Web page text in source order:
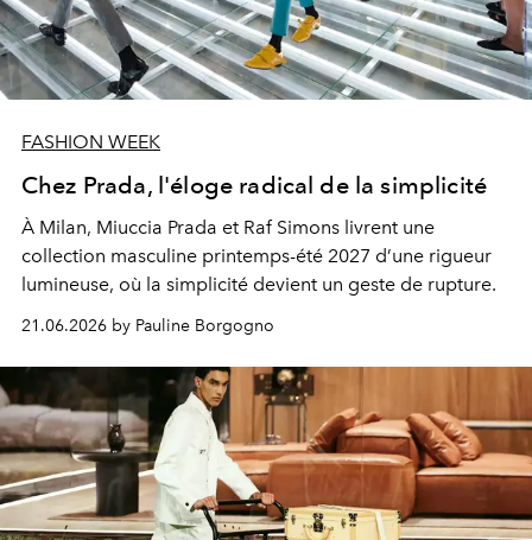
FASHION WEEK
Chez Prada, l'éloge radical de la simplicité
À Milan, Miuccia Prada et Raf Simons livrent une
collection masculine printemps-été 2027 d’une rigueur
lumineuse, où la simplicité devient un geste de rupture.
21.06.2026 by Pauline Borgogno